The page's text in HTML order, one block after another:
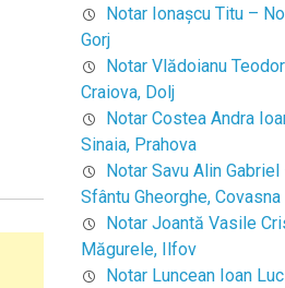
Notar Ionaşcu Titu –
Gorj
Notar Vlădoianu
Craiova, Dolj
Notar Costea Andra
Sinaia, Prahova
Notar Savu Alin
Sfântu Gheorghe, Covasna
Notar Joantă Vasile
Măgurele, Ilfov
Notar Luncean Ioan